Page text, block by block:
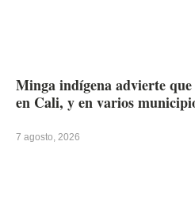
Minga indígena advierte
en Cali, y en varios
7 agosto, 2026